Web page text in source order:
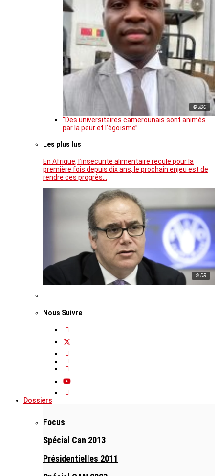
© JDC
‘’Des universitaires camerounais sont animés
par la peur et l’égoïsme’’
Les plus lus
En Afrique, l’insécurité alimentaire recule pour la
première fois depuis dix ans, le prochain enjeu est de
rendre ces progrès…
© DR
Nous Suivre
Dossiers
Focus
Spécial Can 2013
Présidentielles 2011